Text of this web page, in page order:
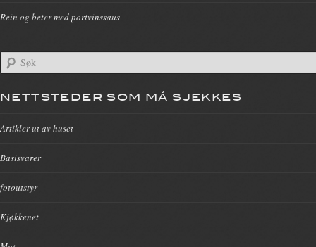
Rein og beter med portvinssaus
NETTSTEDER SOM MÅ SJEKKES
Artikler ut av huset
Basisvarer
fotoutstyr
Kjøkkenet